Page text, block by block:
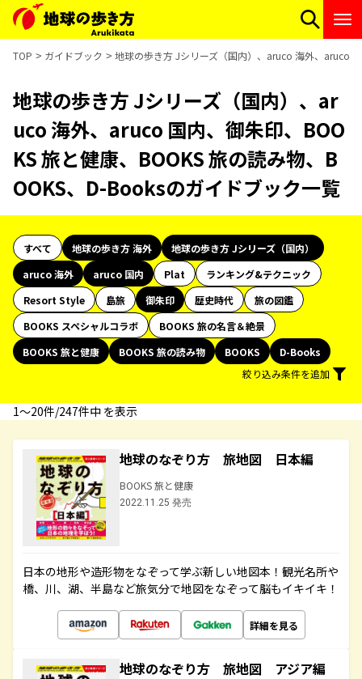
TOP ガイドブック 地球の歩き方 Jシリーズ（国内）、aruco 海外、aruco
地球の歩き方 Jシリーズ（国内）、ar
uco 海外、aruco 国内、御朱印、BOO
KS 旅と健康、BOOKS 旅の読み物、B
OOKS、D-Booksのガイドブック一覧
すべて 地球の歩き方 海外
地球の歩き方 Jシリーズ（国内）
aruco 海外
aruco 国内 Plat
ランキング&テクニック
Resort Style
島旅 御朱印 歴史時代
旅の図鑑
BOOKS スペシャルコラボ
BOOKS 旅の名言＆絶景
BOOKS 旅と健康
BOOKS 旅の読み物 BOOKS
D-Books
絞り込み条件を追加
1〜20件/247件中 を表示
地球のなぞり方 旅地図 日本編
BOOKS 旅と健康
2022.11.25 発売
日本の地形や造形物をなぞって学ぶ新しい地図本！観光名所や
橋、川、湖、半島など旅気分で地図をなぞって脳もイキイキ！
詳細を見る
地球のなぞり方 旅地図 アジア編